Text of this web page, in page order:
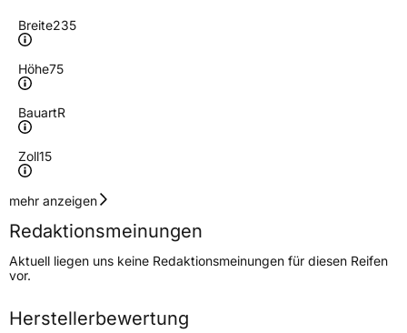
Breite235
Höhe75
BauartR
Zoll15
Geschwindigkeitsindex
Höchstgeschwindigkeit
190 km/h
Lastindex105
Höchstlast925 kg
mehr anzeigen
Redaktionsmeinungen
Aktuell liegen uns keine Redaktionsmeinungen für diesen Reifen
vor.
Herstellerbewertung